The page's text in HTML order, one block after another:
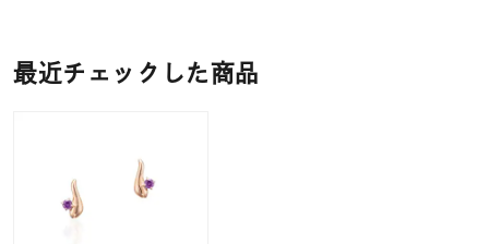
最近チェックした商品